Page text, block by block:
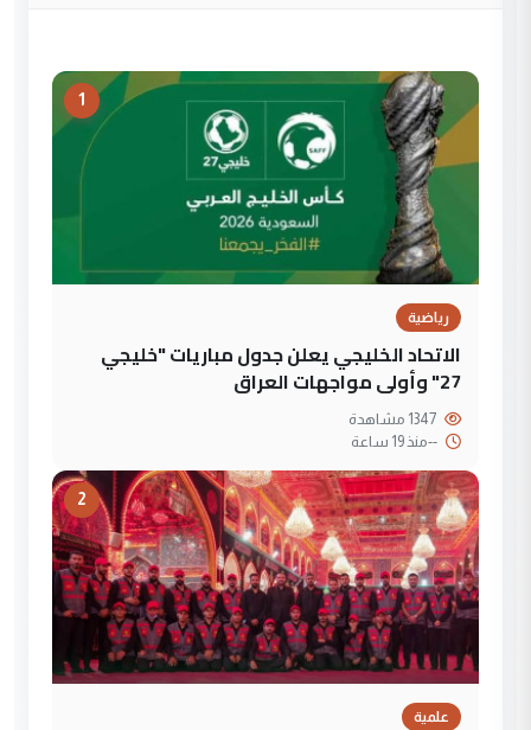
1
رياضية
الاتحاد الخليجي يعلن جدول مباريات "خليجي
27" وأولى مواجهات العراق
--منذ 19 ساعة
2
علمية